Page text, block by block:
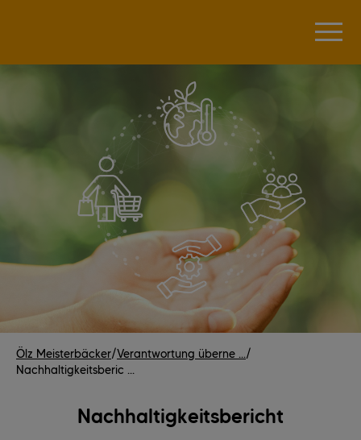
Ölz Meisterbäcker/Verantwortung überne .../
Nachhaltigkeitsberic ...
Nachhaltigkeitsbericht